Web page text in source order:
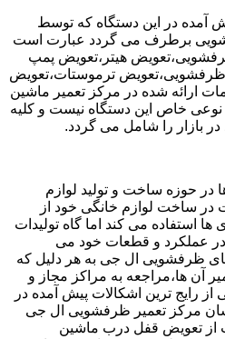
آمده در این دستگاه که توسط
برطرف می گردد عبارت است
هیتر،تعویض پمپ
ظرفشویی،تعویض ترموستات،تعویض
ارائه شده در مرکز تعمیر ماشین
خاص این دستگاه نیست و کلیه
بازار را شامل می گردد.
در حوزه ساخت و تولید لوازم
ساخت لوازم خانگی خود از
ها استفاده می کند اما گاه تولیدات
در عملکرد و قطعات خود می
ظرفشویی ال جی به هر دلیل که
آن ها،مراجعه به مراکز مجاز و
از رایج ترین اشکالات پیش آمده در
مرکز تعمیر ظرفشویی ال جی
تعویض قفل درب ماشین